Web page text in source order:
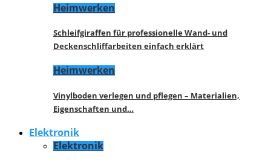
Heimwerken
Schleifgiraffen für professionelle Wand- und
Deckenschliffarbeiten einfach erklärt
Heimwerken
Vinylboden verlegen und pflegen – Materialien,
Eigenschaften und…
Elektronik
Elektronik